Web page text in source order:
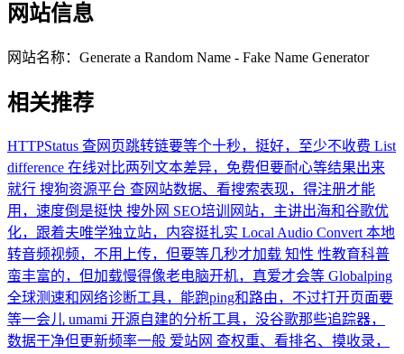
网站信息
网站名称： Generate a Random Name - Fake Name Generator
相关推荐
HTTPStatus 查网页跳转链要等个十秒，挺好，至少不收费 List
difference 在线对比两列文本差异，免费但要耐心等结果出来
就行 搜狗资源平台 查网站数据、看搜索表现，得注册才能
用，速度倒是挺快 搜外网 SEO培训网站，主讲出海和谷歌优
化，跟着夫唯学独立站，内容挺扎实 Local Audio Convert 本地
转音频视频，不用上传，但要等几秒才加载 知性 性教育科普
蛮丰富的，但加载慢得像老电脑开机，真爱才会等 Globalping
全球测速和网络诊断工具，能跑ping和路由，不过打开页面要
等一会儿 umami 开源自建的分析工具，没谷歌那些追踪器，
数据干净但更新频率一般 爱站网 查权重、看排名、摸收录，